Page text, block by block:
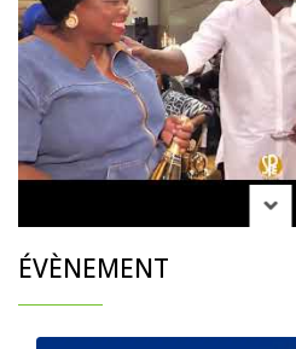
ÉVÈNEMENT